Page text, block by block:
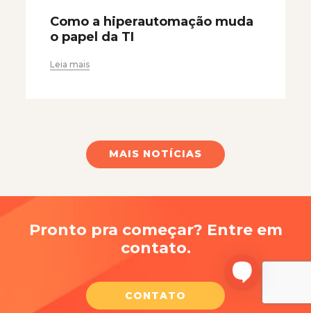
Como a hiperautomação muda
o papel da TI
Leia mais
MAIS NOTÍCIAS
Pronto pra começar? Entre em
contato.
CONTATO